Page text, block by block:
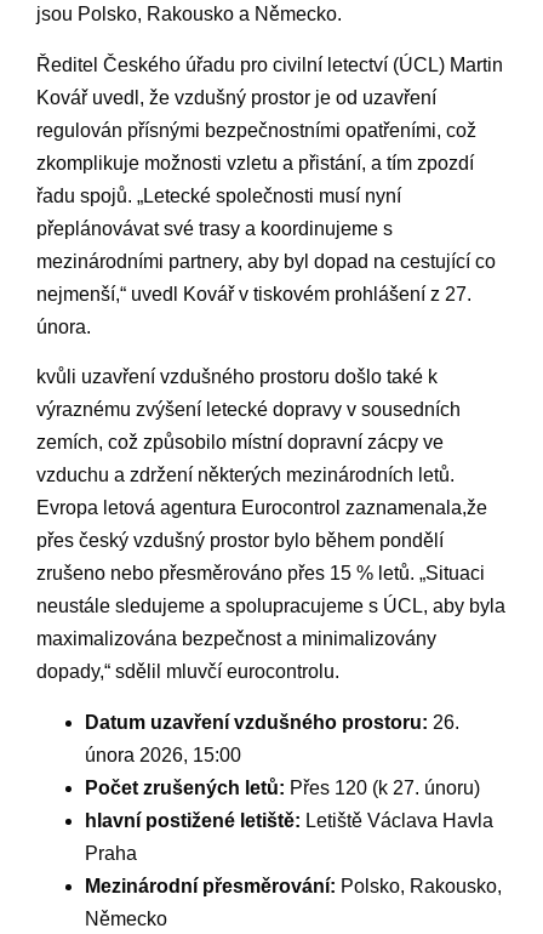
jsou⁤ Polsko, Rakousko a Německo.
Ředitel Českého ‍úřadu pro​ civilní letectví ⁤(ÚCL) Martin
Kovář uvedl, že vzdušný prostor⁢ je od uzavření
⁢regulován ​přísnými bezpečnostními ⁣opatřeními, což
zkomplikuje možnosti⁢ vzletu⁢ a​ přistání, ‍a⁢ tím zpozdí
řadu spojů.⁣ „Letecké ​společnosti⁣ musí nyní
⁣přeplánovávat své trasy ⁤a koordinujeme s
mezinárodními partnery, aby byl⁤ dopad na cestující​ co
nejmenší,“ uvedl⁤ Kovář v ⁢tiskovém prohlášení ⁣z 27.
⁢února.
kvůli uzavření vzdušného⁢ prostoru‍ došlo také⁣ k
⁢výraznému zvýšení letecké‍ dopravy v‌ sousedních
zemích, což způsobilo místní⁤ dopravní zácpy ve
vzduchu a zdržení některých mezinárodních letů.
Evropa ‍letová​ agentura ⁤Eurocontrol zaznamenala,že
přes český‍ vzdušný prostor⁤ bylo během pondělí⁢
zrušeno nebo přesměrováno přes ⁤15 ‌% ⁢letů. „Situaci
neustále sledujeme a​ spolupracujeme s ÚCL, aby ​byla
maximalizována bezpečnost⁤ a minimalizovány​
dopady,“ sdělil‌ mluvčí⁢ eurocontrolu.
Datum uzavření⁢ vzdušného‌ prostoru: 26.
února 2026, 15:00
Počet zrušených letů: Přes 120⁤ (k⁣ 27.‍ únoru)
hlavní postižené letiště: Letiště Václava Havla
Praha
Mezinárodní přesměrování: Polsko, Rakousko,
Německo